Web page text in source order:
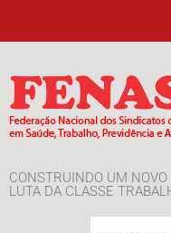
CONSTRUINDO UM
LUTA DA CLASSE